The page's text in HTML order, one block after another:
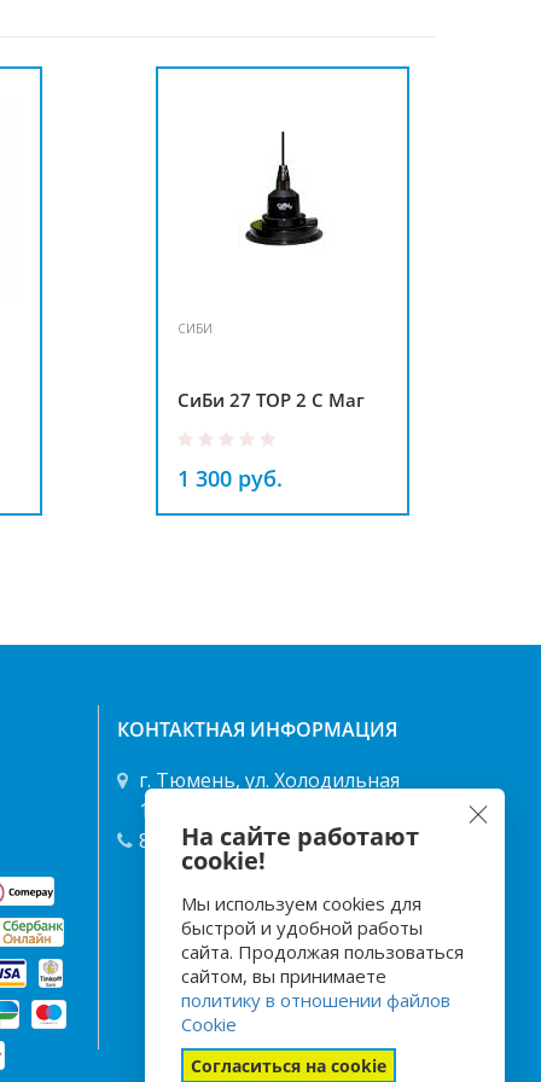
СИБИ
СиБи 27 ТОР 2 С Маг
1 300 руб.
КОНТАКТНАЯ ИНФОРМАЦИЯ
г. Тюмень, ул. Холодильная
122/1 ТД "Энергия"
8 (3452) 49-68-68 ,40-25-66
На сайте работают
cookie!
Мы используем cookies для
быстрой и удобной работы
сайта. Продолжая пользоваться
сайтом, вы принимаете
политику в отношении файлов
Cookie
Согласиться на cookie